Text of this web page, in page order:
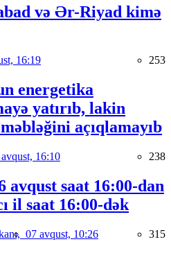
və Ər-Riyad kimə
16:19 253
energetika
yatırıb, lakin
açıqlamayıb
16:10 238
avqust saat 16:00-dan
il saat 16:00-dək
07 avqust, 10:26 315